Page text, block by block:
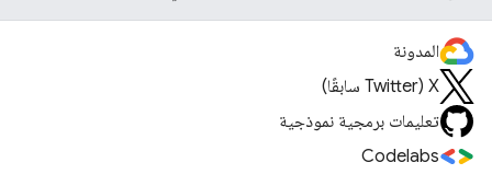
المدونة
‫X ‏(Twitter سابقًا)
تعليمات برمجية نموذجية
Codelabs